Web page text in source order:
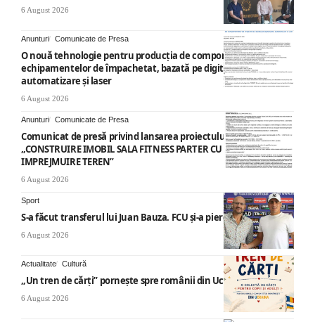
6 August 2026
Anunturi Comunicate de Presa
O nouă tehnologie pentru producția de componente ale
echipamentelor de împachetat, bazată pe digitalizare,
automatizare și laser
6 August 2026
Anunturi Comunicate de Presa
Comunicat de presă privind lansarea proiectului cu titlul
„CONSTRUIRE IMOBIL SALA FITNESS PARTER CU SUPANTA SI
IMPREJMUIRE TEREN”
6 August 2026
Sport
S-a făcut transferul lui Juan Bauza. FCU și-a pierdut vedeta
6 August 2026
Actualitate Cultură
„Un tren de cărți” pornește spre românii din Ucraina
6 August 2026